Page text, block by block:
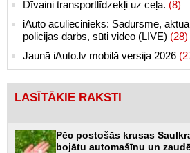
Dīvaini transportlīdzekļi uz ceļa. (8)
iAuto aculiecinieks: Sadursme,
policijas darbs, sūti video (LIVE) (28)
Jaunā iAuto.lv mobilā versija 2026
LASĪTĀKIE RAKSTI
Pēc postošās krusas
bojātu automašīnu un